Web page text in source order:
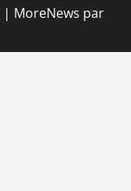
| MoreNews par